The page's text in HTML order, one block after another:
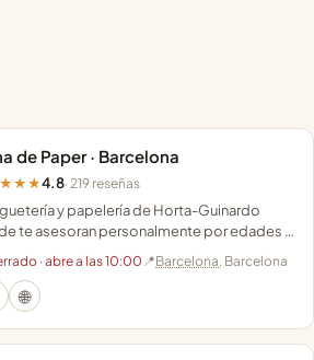
de Paper · Barcelona
4.8· 219 reseñas
y papelería de Horta-Guinardo
te asesoran personalmente por edades y
talleres creativos para los más
· abre a las 10:00📍Barcelona, Barcelona
🌐